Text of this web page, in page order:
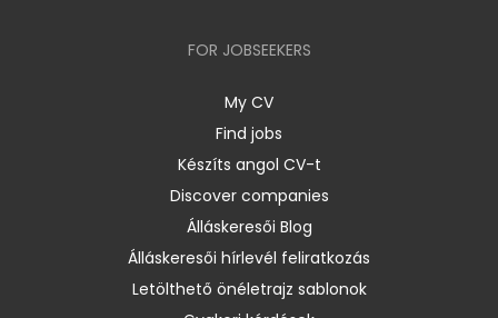
FOR JOBSEEKERS
My CV
Find jobs
Készíts angol CV-t
Discover companies
Álláskeresői Blog
Álláskeresői hírlevél feliratkozás
Letölthető önéletrajz sablonok